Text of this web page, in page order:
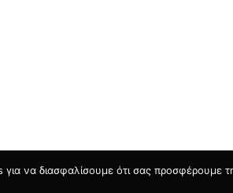
να διασφαλίσουμε ότι σας προσφέρουμε